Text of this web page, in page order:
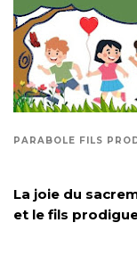
PARABOLE FILS
La joie du
et le fils